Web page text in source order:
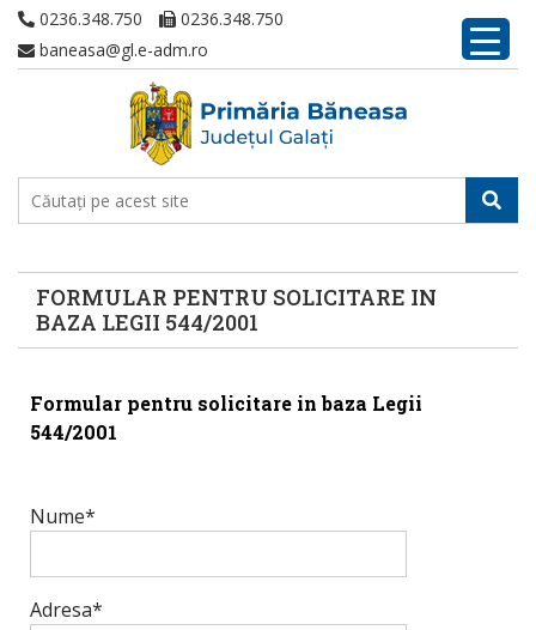
0236.348.750
0236.348.750
baneasa@gl.e-adm.ro
FORMULAR PENTRU SOLICITARE IN
BAZA LEGII 544/2001
Formular pentru solicitare in baza Legii
544/2001
Nume*
Adresa*